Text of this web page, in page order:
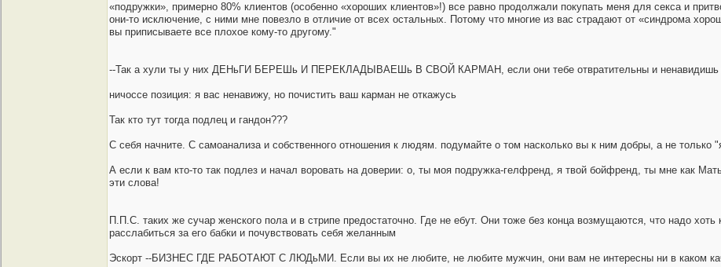
«подружки», примерно 80% клиентов (особенно «хороших клиентов»!) все равно продолжали покупать меня для секса и
они-то исключение, с ними мне повезло в отличие от всех остальных. Потому что многие из вас страдают от «синдрома
вы приписываете все плохое кому-то другому."
--Так а хули ты у них ДЕНьГИ БЕРЕШь И ПЕРЕКЛАДЫВАЕШь В СВОЙ КАРМАН, если они тебе отвратительны и ненавидишь
ничоссе позиция: я вас ненавижу, но почистить ваш карман не откажусь
Так кто тут тогда подлец и гaндон???
С себя начните. С самоанализа и собственного отношения к людям. подумайте о том насколько вы к ним добры, а не
А если к вам кто-то так подлез и начал воровать на доверии: о, ты моя подружка-гелфренд, я твой бойфренд, ты мне как
эти слова!
П.П.С. таких же сучар женского пола и в стрипе предостаточно. Где не eбут. Они тоже без конца возмущаются, что надо
расслабиться за его бабки и почувствовать себя желанным
Эскорт --БИЗНЕС ГДЕ РАБОТАЮТ С ЛЮДьМИ. Если вы их не любите, не любите мужчин, они вам не интересны ни в каком